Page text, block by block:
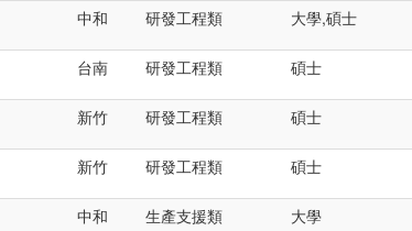
中和 研發工程類 大學,碩士
台南 研發工程類 碩士
新竹 研發工程類 碩士
新竹 研發工程類 碩士
中和 生產支援類 大學